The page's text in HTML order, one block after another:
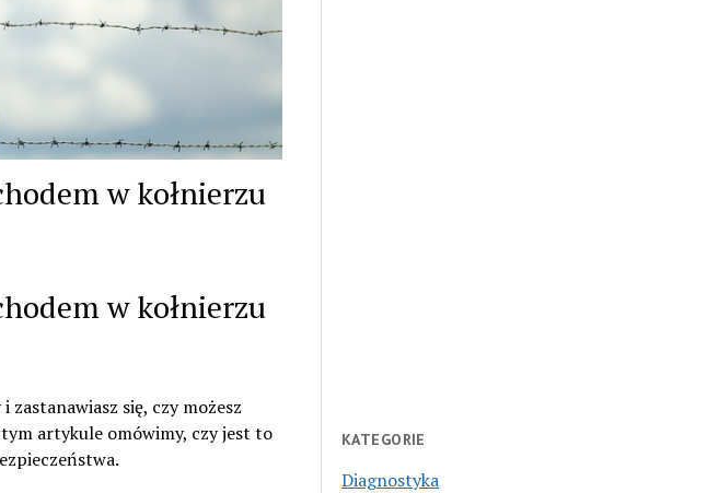
w kołnierzu
w kołnierzu
zastanawiasz się, czy możesz
artykule omówimy, czy jest to
KATEGORIE
Diagnostyka